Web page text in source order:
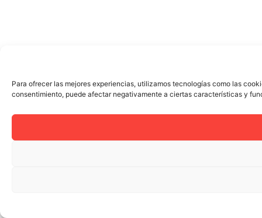
Para ofrecer las mejores experiencias, utilizamos tecnologías como las
consentimiento, puede afectar negativamente a ciertas características y